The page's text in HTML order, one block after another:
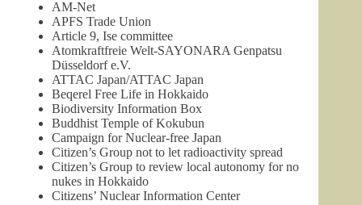
AM-Net
APFS Trade Union
Article 9, Ise committee
Atomkraftfreie Welt-SAYONARA Genpatsu
Düsseldorf e.V.
ATTAC Japan/ATTAC Japan
Beqerel Free Life in Hokkaido
Biodiversity Information Box
Buddhist Temple of Kokubun
Campaign for Nuclear-free Japan
Citizen’s Group not to let radioactivity spread
Citizen’s Group to review local autonomy for no
nukes in Hokkaido
Citizens’ Nuclear Information Center